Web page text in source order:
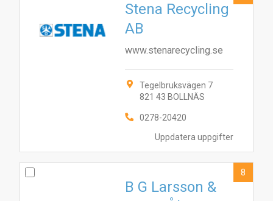
Uppdatera uppgifter
Stena Recycling
AB
www.stenarecycling.se
Tegelbruksvägen 7
821 43 BOLLNÄS
0278-20420
B G Larsson &
8